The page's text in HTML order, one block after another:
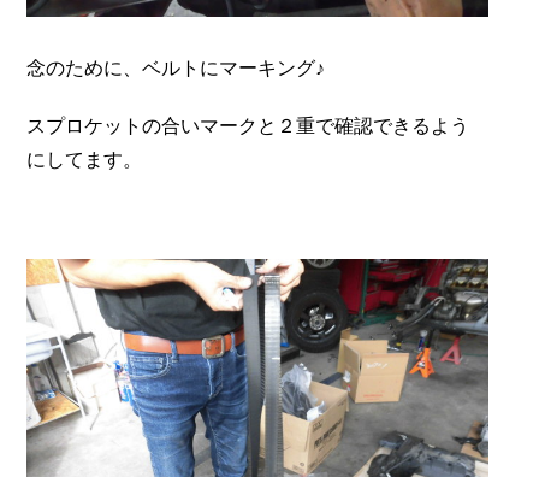
念のために、ベルトにマーキング♪
スプロケットの合いマークと２重で確認できるよう
にしてます。